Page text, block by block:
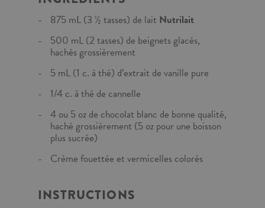
875 mL (3 ½ tasses) de lait Nutrilait
500 mL (2 tasses) de beignets glacés,
hachés grossièrement
5 mL (1 c. à thé) d’extrait de vanille pure
1/4 c. à thé de cannelle
4 ou 5 oz de chocolat blanc de bonne qualité,
haché grossièrement (5 oz pour une boisson
plus sucrée)
Crème fouettée et vermicelles colorés
INSTRUCTIONS